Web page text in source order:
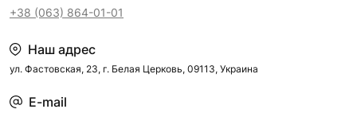
+38 (063) 864-01-01
Наш адрес
ул. Фастовская, 23, г. Белая Церковь, 09113, Украина
E-mail